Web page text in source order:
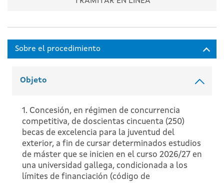
Objeto
1. Concesión, en régimen de concurrencia
competitiva, de doscientas cincuenta (250)
becas de excelencia para la juventud del
exterior, a fin de cursar determinados estudios
de máster que se inicien en el curso 2026/27 en
una universidad gallega, condicionada a los
límites de financiación (código de